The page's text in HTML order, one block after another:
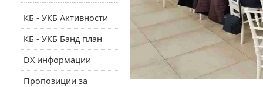
КБ - УКБ Активности
КБ - УКБ Банд план
DX информации
Пропозиции за